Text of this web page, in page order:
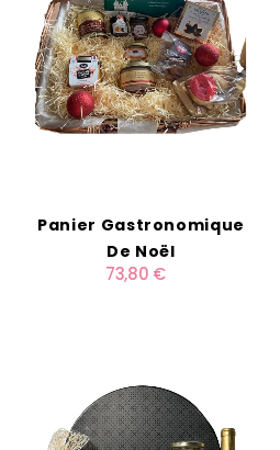
Panier Gastronomique
De Noël
73,80 €